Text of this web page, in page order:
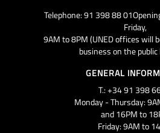
Telephone: 91 398 88
Friday,
9AM to 8PM (UNED offices will
business on the
GENERAL
T.: +34 91 398
Monday - Thursday:
and 16PM to
Friday: 9AM to